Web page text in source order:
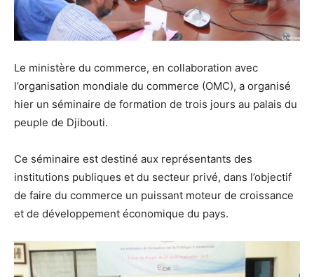
Le ministère du commerce, en collaboration avec
l’organisation mondiale du commerce (OMC), a organisé
hier un séminaire de formation de trois jours au palais du
peuple de Djibouti.
Ce séminaire est destiné aux représentants des
institutions publiques et du secteur privé, dans l’objectif
de faire du commerce un puissant moteur de croissance
et de développement économique du pays.